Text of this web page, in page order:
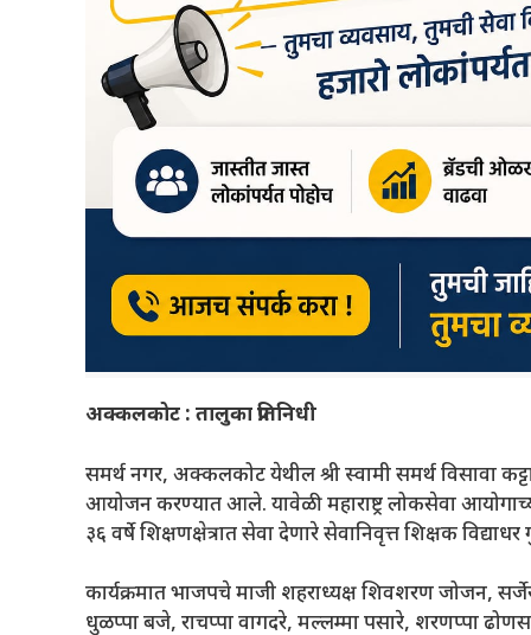
अक्कलकोट : तालुका प्रतिनिधी
समर्थ नगर, अक्कलकोट येथील श्री स्वामी समर्थ विसावा
आयोजन करण्यात आले. यावेळी महाराष्ट्र लोकसेवा
३६ वर्षे शिक्षणक्षेत्रात सेवा देणारे सेवानिवृत्त शिक्षक
कार्यक्रमात भाजपचे माजी शहराध्यक्ष शिवशरण जोजन,
धुळप्पा बजे, राचप्पा वागदरे, मल्लम्मा पसारे, शरणप्पा